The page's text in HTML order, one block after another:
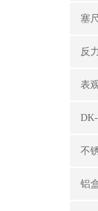
塞尺
反
表
不
铝